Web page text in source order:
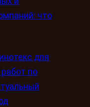
что
для
по